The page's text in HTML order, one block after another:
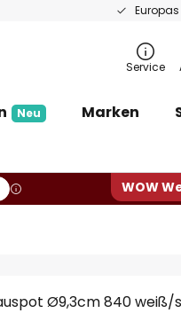
Service
Neu Marken
WOW
Ø9,3cm 840 weiß/